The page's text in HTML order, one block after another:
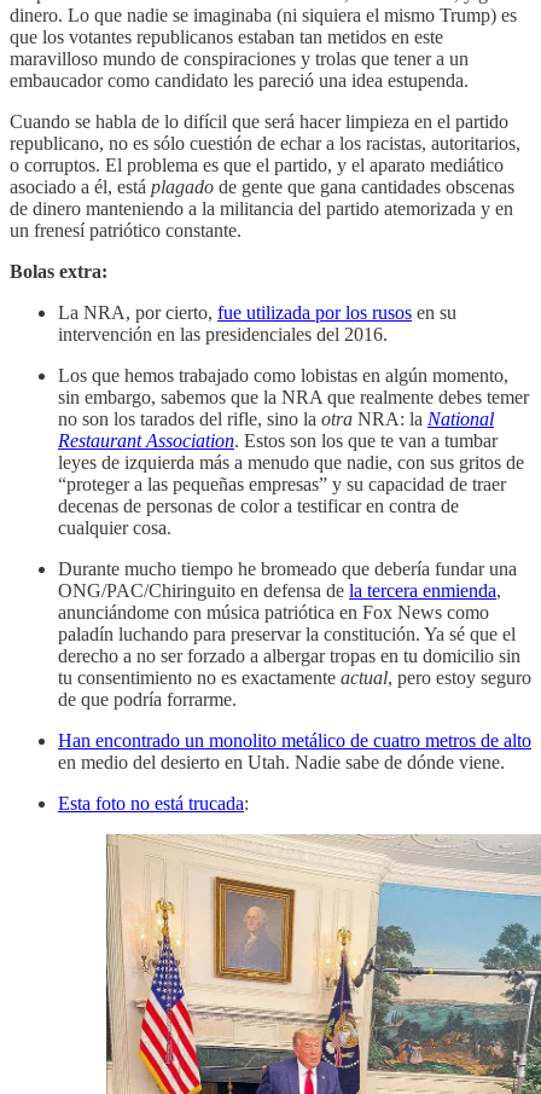
dinero. Lo que nadie se imaginaba (ni siquiera el mismo Trump) es
que los votantes republicanos estaban tan metidos en este
maravilloso mundo de conspiraciones y trolas que tener a un
embaucador como candidato les pareció una idea estupenda.
Cuando se habla de lo difícil que será hacer limpieza en el partido
republicano, no es sólo cuestión de echar a los racistas, autoritarios,
o corruptos. El problema es que el partido, y el aparato mediático
asociado a él, está plagado de gente que gana cantidades obscenas
de dinero manteniendo a la militancia del partido atemorizada y en
un frenesí patriótico constante.
Bolas extra:
La NRA, por cierto, fue utilizada por los rusos en su
intervención en las presidenciales del 2016.
Los que hemos trabajado como lobistas en algún momento,
sin embargo, sabemos que la NRA que realmente debes temer
no son los tarados del rifle, sino la otra NRA: la National
Restaurant Association. Estos son los que te van a tumbar
leyes de izquierda más a menudo que nadie, con sus gritos de
“proteger a las pequeñas empresas” y su capacidad de traer
decenas de personas de color a testificar en contra de
cualquier cosa.
Durante mucho tiempo he bromeado que debería fundar una
ONG/PAC/Chiringuito en defensa de la tercera enmienda,
anunciándome con música patriótica en Fox News como
paladín luchando para preservar la constitución. Ya sé que el
derecho a no ser forzado a albergar tropas en tu domicilio sin
tu consentimiento no es exactamente actual, pero estoy seguro
de que podría forrarme.
Han encontrado un monolito metálico de cuatro metros de alto
en medio del desierto en Utah. Nadie sabe de dónde viene.
Esta foto no está trucada: